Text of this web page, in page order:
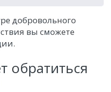
добровольного
вы сможете
обратиться